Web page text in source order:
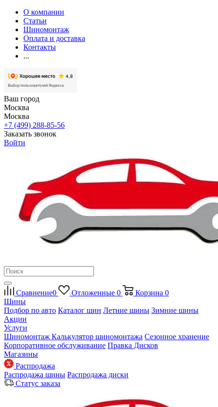
О компании
Статьи
Шиномонтаж
Оплата и доставка
Контакты
...
Ваш город
Москва
Москва
+7 (499) 288-85-56
Заказать звонок
Войти
Сравнение0 Отложенные 0 Корзина 0
Шины
Подбор по авто Каталог шин Летние шины Зимние шины
Акции
Услуги
Шиномонтаж Калькулятор шиномонтажа Сезонное хранение
Корпоративное обслуживание Правка Дисков
Магазины
Распродажа
Распродажа шины Распродажа диски
Статус заказа